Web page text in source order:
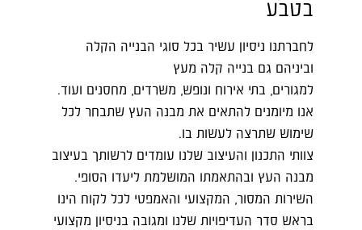
בטבע
לחברתנו ניסיון עשיר בכל סוגי הבנייה הקלה
וביניהם גם בנייה קלה מעץ
למגורים, בתי אירוח ונופש, משרדים, מחסנים ועוד.
אנו מיומנים להתאים את מבנה העץ שתבחר לכל
שימוש שתרצה לעשות בו.
צוותי התכנון והעיצוב שלנו עומדים לרשותך בעיצוב
מבנה העץ ובהתאמתו המושלמת ליעדו הסופי.
השירות המסור, המקצועי והאמפטי לכל לקוח הינו
בראש סדר העדיפויות שלנו ומגובה בניסיון מקצועי